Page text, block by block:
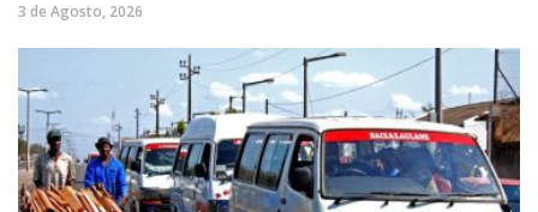
3 de Agosto, 2026